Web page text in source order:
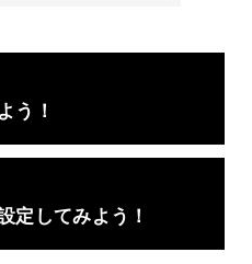
う！
定してみよう！